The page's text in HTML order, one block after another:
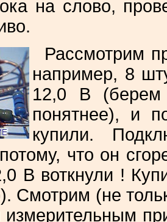
на слово,
Рассмотрим
например, 8
12,0 В (берем
понятнее), и
купили.
что он
В воткнули !
Смотрим (не
измерительным